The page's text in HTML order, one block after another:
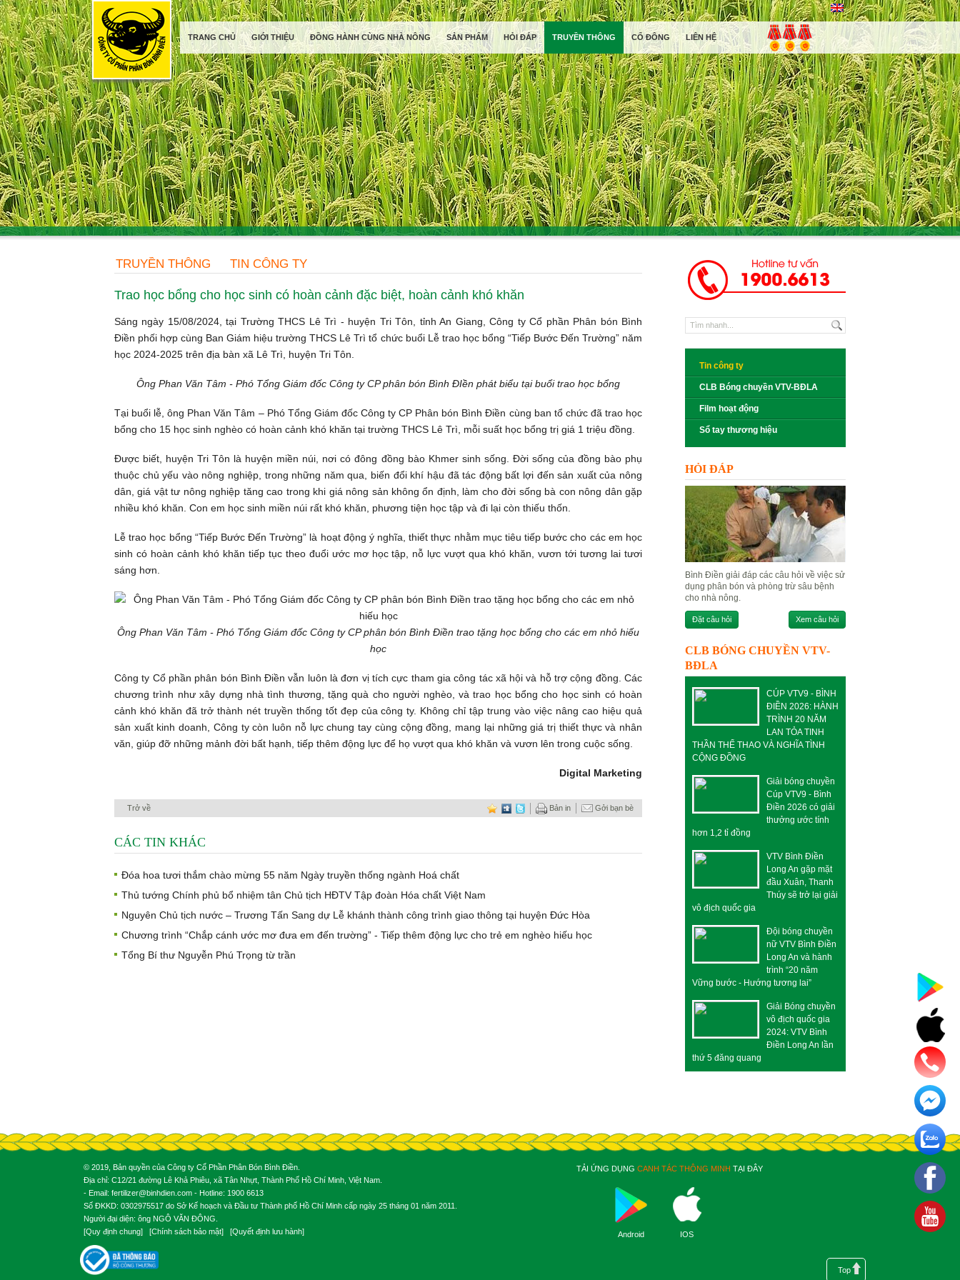
TRANG CHỦ GIỚI THIỆU ĐỒNG HÀNH CÙNG NHÀ NÔNG SẢN PHẨM HỎI ĐÁP TRUYỀN THÔNG CỔ ĐÔNG LIÊN HỆ
TRUYỀN THÔNG TIN CÔNG TY
Trao học bổng cho học sinh có hoàn cảnh đặc biệt, hoàn cảnh khó khăn
Sáng ngày 15/08/2024, tại Trường THCS Lê Trì - huyện Tri Tôn, tỉnh An Giang, Công ty Cổ phần Phân bón Bình
Điền phối hợp cùng Ban Giám hiệu trường THCS Lê Trì tổ chức buổi Lễ trao học bổng “Tiếp Bước Đến Trường” năm
học 2024-2025 trên địa bàn xã Lê Trì, huyện Tri Tôn.
Ông Phan Văn Tâm - Phó Tổng Giám đốc Công ty CP phân bón Bình ĐIền phát biểu tại buổi trao học bổng
Tại buổi lễ, ông Phan Văn Tâm – Phó Tổng Giám đốc Công ty CP Phân bón Bình Điền cùng ban tổ chức đã trao học
bổng cho 15 học sinh nghèo có hoàn cảnh khó khăn tại trường THCS Lê Trì, mỗi suất học bổng trị giá 1 triệu đồng.
Được biết, huyện Tri Tôn là huyện miền núi, nơi có đông đồng bào Khmer sinh sống. Đời sống của đồng bào phụ
thuộc chủ yếu vào nông nghiệp, trong những năm qua, biến đổi khí hậu đã tác động bất lợi đến sản xuất của nông
dân, giá vật tư nông nghiệp tăng cao trong khi giá nông sản không ổn định, làm cho đời sống bà con nông dân gặp
nhiều khó khăn. Con em học sinh miền núi rất khó khăn, phương tiện học tập và đi lại còn thiếu thốn.
Lễ trao học bổng “Tiếp Bước Đến Trường” là hoạt động ý nghĩa, thiết thực nhằm mục tiêu tiếp bước cho các em học
sinh có hoàn cảnh khó khăn tiếp tục theo đuổi ước mơ học tập, nỗ lực vượt qua khó khăn, vươn tới tương lai tươi
sáng hơn.
Ông Phan Văn Tâm - Phó Tổng Giám đốc Công ty CP phân bón Bình Điền trao tặng học bổng cho các em nhỏ hiếu
học
Công ty Cổ phần phân bón Bình Điền vẫn luôn là đơn vị tích cực tham gia công tác xã hội và hỗ trợ cộng đồng. Các
chương trình như xây dựng nhà tình thương, tặng quà cho người nghèo, và trao học bổng cho học sinh có hoàn
cảnh khó khăn đã trở thành nét truyền thống tốt đẹp của công ty. Không chỉ tập trung vào việc nâng cao hiệu quả
sản xuất kinh doanh, Công ty còn luôn nỗ lực chung tay cùng cộng đồng, mang lại những giá trị thiết thực và nhân
văn, giúp đỡ những mảnh đời bất hạnh, tiếp thêm động lực để họ vượt qua khó khăn và vươn lên trong cuộc sống.
Digital Marketing
Trở về Gởi bạn bè
Bản in
CÁC TIN KHÁC
Đóa hoa tươi thắm chào mừng 55 năm Ngày truyền thống ngành Hoá chất
Thủ tướng Chính phủ bổ nhiệm tân Chủ tịch HĐTV Tập đoàn Hóa chất Việt Nam
Nguyên Chủ tịch nước – Trương Tấn Sang dự Lễ khánh thành công trình giao thông tại huyện Đức Hòa
Chương trình “Chắp cánh ước mơ đưa em đến trường” - Tiếp thêm động lực cho trẻ em nghèo hiếu học
Tổng Bí thư Nguyễn Phú Trọng từ trần
Tin công ty
CLB Bóng chuyền VTV-BĐLA
Film hoạt động
Sổ tay thương hiệu
HỎI ĐÁP
Bình Điền giải đáp các câu hỏi về việc sử
dụng phân bón và phòng trừ sâu bệnh
cho nhà nông.
Đặt câu hỏi Xem câu hỏi
CLB BÓNG CHUYỀN VTV-
BĐLA
CÚP VTV9 - BÌNH
ĐIỀN 2026: HÀNH
TRÌNH 20 NĂM
LAN TỎA TINH
THẦN THỂ THAO VÀ NGHĨA TÌNH
CỘNG ĐỒNG
Giải bóng chuyền
Cúp VTV9 - Bình
Điền 2026 có giải
thưởng ước tính
hơn 1,2 tỉ đồng
VTV Bình Điền
Long An gặp mặt
đầu Xuân, Thanh
Thúy sẽ trở lại giải
vô địch quốc gia
Đội bóng chuyền
nữ VTV Bình Điền
Long An và hành
trình “20 năm
Vững bước - Hướng tương lai”
Giải Bóng chuyền
vô địch quốc gia
2024: VTV Bình
Điền Long An lần
thứ 5 đăng quang
Top
© 2019, Bản quyền của Công ty Cổ Phần Phân Bón Bình Điền.
Địa chỉ: C12/21 đường Lê Khả Phiêu, xã Tân Nhựt, Thành Phố Hồ Chí Minh, Việt Nam.
- Email: fertilizer@binhdien.com - Hotline: 1900 6613
Số ĐKKD: 0302975517 do Sở Kế hoạch và Đầu tư Thành phố Hồ Chí Minh cấp ngày 25 tháng 01 năm 2011.
Người đại diện: ông NGÔ VĂN ĐÔNG.
[Quy định chung] [Chính sách bảo mật] [Quyết định lưu hành]
TẢI ỨNG DỤNG CANH TÁC THÔNG MINH TẠI ĐÂY
Android IOS